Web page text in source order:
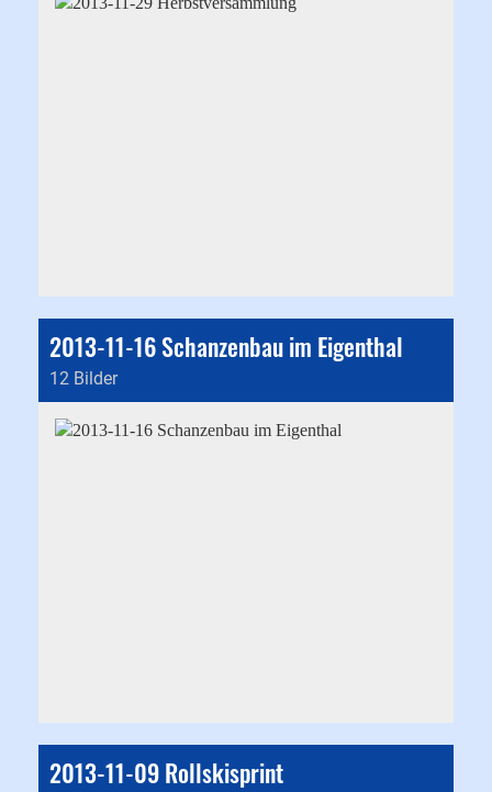
2013-11-16 Schanzenbau im Eigenthal
12 Bilder
2013-11-09 Rollskisprint